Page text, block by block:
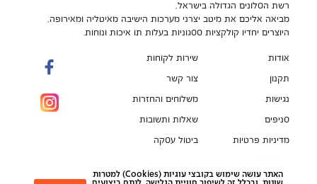
רשת הסלונים הגדולה בישראל,
מביאה אליכם את מיטב יצרני מערכות הישיבה מאיטליה ומאירופה,
היוצרים יחדיו קולקציות ססגוניות בעלות תו איכות ונוחות.
אודות
תקנון
נגישות
סניפים
מדיניות פרטיות
pci
שירות לקוחות
צור קשר
משלוחים והחזרות
שאלות ותשובות
ביטול עסקה
הספה המושלמת מחכה לך!
האתר עושה שימוש בקובצי עוגיות (Cookies) למטרות